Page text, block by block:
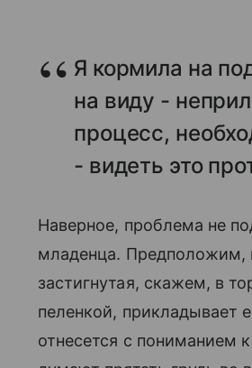
Я кормила на
на виду -
процесс,
- видеть это
Наверное, проблема не
младенца. Предположим,
застигнутая, скажем, в
пеленкой, прикладывает
отнесется с пониманием